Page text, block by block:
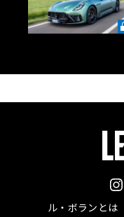
ル・ボランとは